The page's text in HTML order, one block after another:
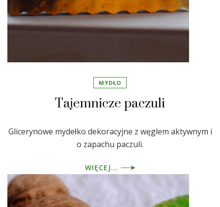
MYDŁO
Tajemnicze paczuli
Glicerynowe mydełko dekoracyjne z węglem aktywnym i
o zapachu paczuli.
WIĘCEJ...